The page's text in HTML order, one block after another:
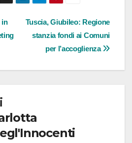
Tuscia, Giubileo: Regione
stanzia fondi ai Comuni
per l’accoglienza
in